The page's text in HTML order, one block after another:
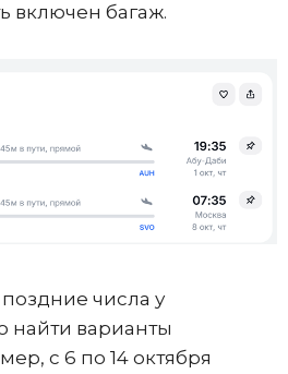
включен багаж.
числа у
найти варианты
с 6 по 14 октября